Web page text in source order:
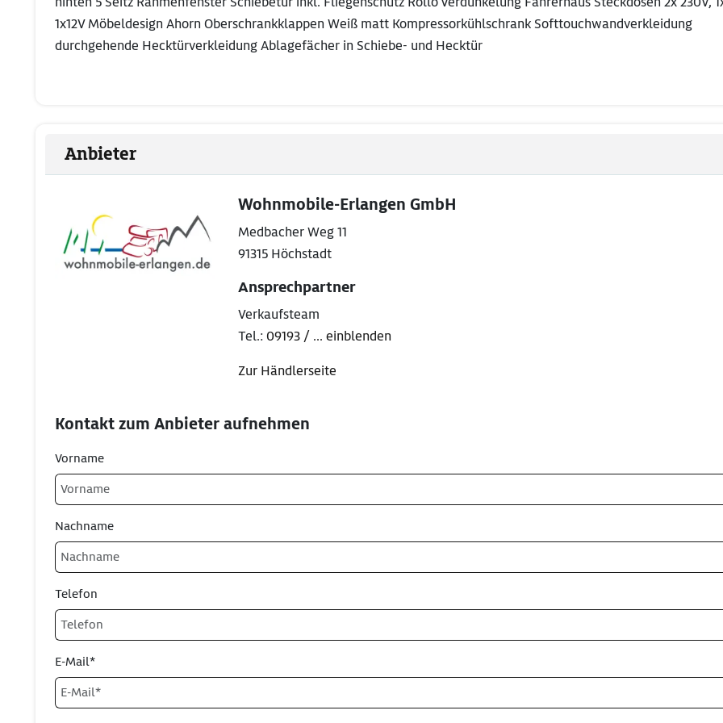
1x12V Möbeldesign Ahorn Oberschrankklappen Weiß matt Kompressorkühlschrank Softtouchwandverkleidung
durchgehende Hecktürverkleidung Ablagefächer in Schiebe- und Hecktür
Anbieter
Wohnmobile-Erlangen GmbH
Medbacher Weg 11
91315 Höchstadt
Ansprechpartner
Verkaufsteam
Tel.: 09193 / ... einblenden
Zur Händlerseite
Kontakt zum Anbieter aufnehmen
Vorname
Nachname
Telefon
E-Mail*